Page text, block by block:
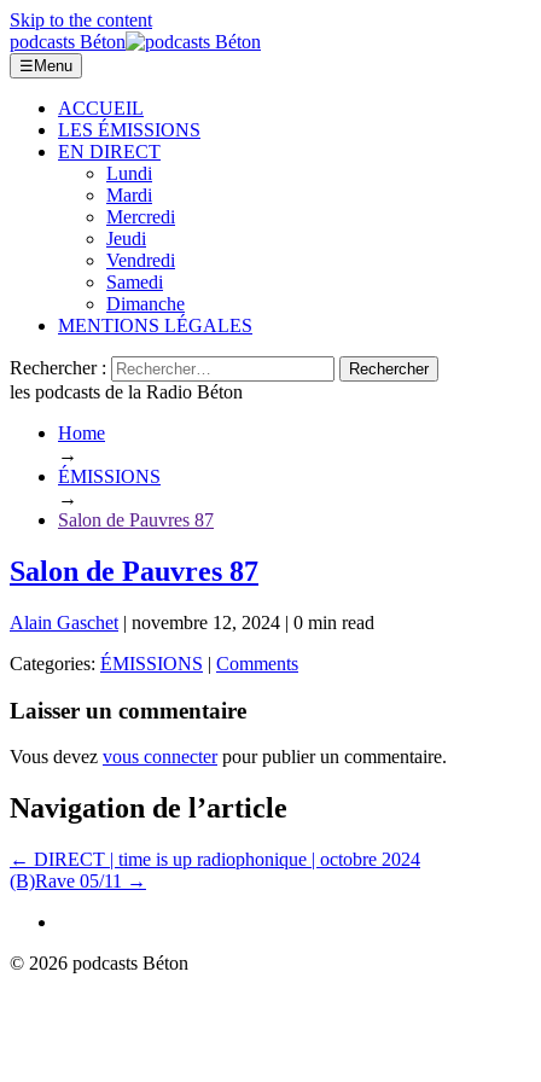
Skip to the content
podcasts Béton
☰ Menu
ACCUEIL
LES ÉMISSIONS
EN DIRECT
Lundi
Mardi
Mercredi
Jeudi
Vendredi
Samedi
Dimanche
MENTIONS LÉGALES
Rechercher :
les podcasts de la Radio Béton
Home
→
ÉMISSIONS
→
Salon de Pauvres 87
Salon de Pauvres 87
Alain Gaschet | novembre 12, 2024 | 0 min read
Categories: ÉMISSIONS | Comments
Laisser un commentaire
Vous devez vous connecterpour publier un commentaire.
Navigation de l’article
← DIRECT | time is up radiophonique | octobre 2024
(B)Rave 05/11 →
© 2026 podcasts Béton